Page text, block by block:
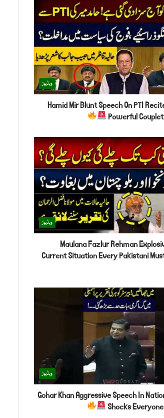
ویڈیوز
Hamid Mir Blunt Speech On PTI
Powerful
ویڈیوز
Maulana Fazlur Rehman
Current Situation Every Pakistani
ویڈیوز
Gohar Khan Aggressive Speech In
Shocks